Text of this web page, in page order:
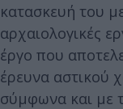
κατασκευή του
αρχαιολογικές
έργο που
έρευνα αστικού
σύμφωνα και με